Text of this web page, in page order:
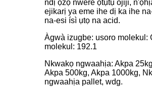
ndị ọzọ nwere ọtụtụ ojiji,
ejikarị ya eme ihe dị ka ihe
na-esi ísì ụtọ na acid.
Àgwà izugbe: usoro molekul:
molekul: 192.1
Nkwakọ ngwaahịa: Akpa
Akpa 500kg, Akpa 1000kg,
ngwaahịa pallet, wdg.